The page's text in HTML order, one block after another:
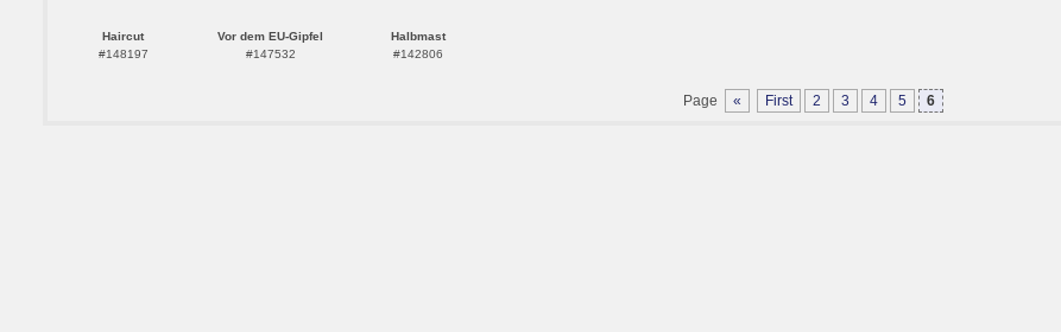
Haircut
#148197
Vor dem EU-Gipfel
#147532
Halbmast
#142806
Page « First 2 3 4 5 6